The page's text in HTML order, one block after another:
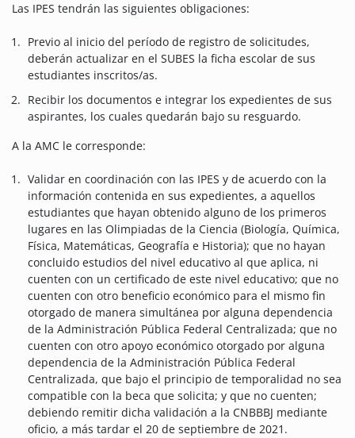
Las IPES tendrán las siguientes obligaciones:
Previo al inicio del período de registro de solicitudes,
deberán actualizar en el SUBES la ficha escolar de sus
estudiantes inscritos/as.
Recibir los documentos e integrar los expedientes de sus
aspirantes, los cuales quedarán bajo su resguardo.
A la AMC le corresponde:
Validar en coordinación con las IPES y de acuerdo con la
información contenida en sus expedientes, a aquellos
estudiantes que hayan obtenido alguno de los primeros
lugares en las Olimpiadas de la Ciencia (Biología, Química,
Física, Matemáticas, Geografía e Historia); que no hayan
concluido estudios del nivel educativo al que aplica, ni
cuenten con un certificado de este nivel educativo; que no
cuenten con otro beneficio económico para el mismo fin
otorgado de manera simultánea por alguna dependencia
de la Administración Pública Federal Centralizada; que no
cuenten con otro apoyo económico otorgado por alguna
dependencia de la Administración Pública Federal
Centralizada, que bajo el principio de temporalidad no sea
compatible con la beca que solicita; y que no cuenten;
debiendo remitir dicha validación a la CNBBBJ mediante
oficio, a más tardar el 20 de septiembre de 2021.